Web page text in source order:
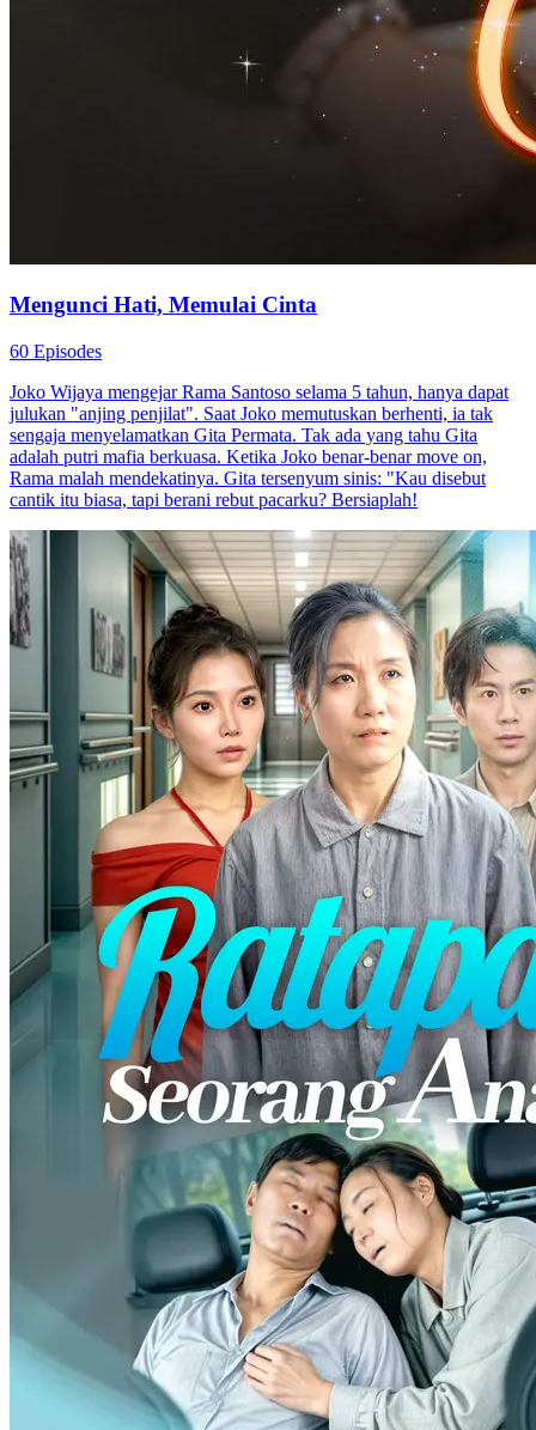
Mengunci Hati, Memulai Cinta
60 Episodes
Joko Wijaya mengejar Rama Santoso selama 5 tahun, hanya dapat
julukan "anjing penjilat". Saat Joko memutuskan berhenti, ia tak
sengaja menyelamatkan Gita Permata. Tak ada yang tahu Gita
adalah putri mafia berkuasa. Ketika Joko benar-benar move on,
Rama malah mendekatinya. Gita tersenyum sinis: "Kau disebut
cantik itu biasa, tapi berani rebut pacarku? Bersiaplah!